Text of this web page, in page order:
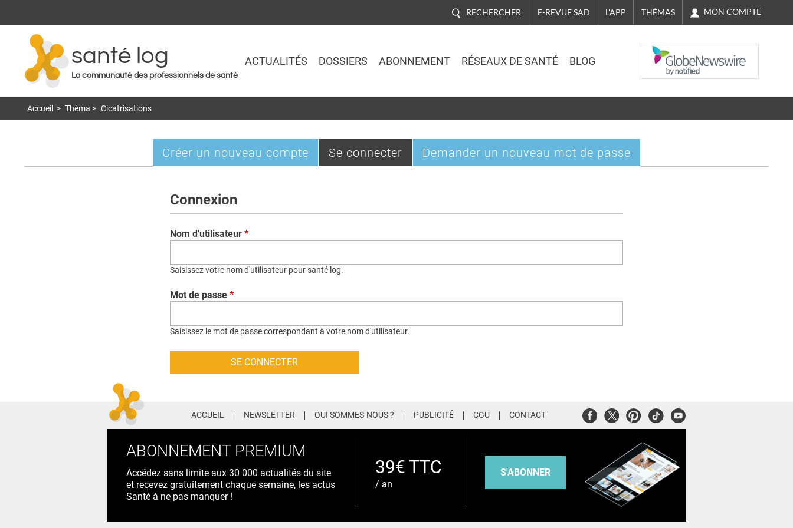
RECHERCHER E-REVUE SAD L'APP THÉMAS MON COMPTE
santé log
La communauté des professionnels de santé
ACTUALITÉS DOSSIERS ABONNEMENT RÉSEAUX DE SANTÉ BLOG
NASDAQ
Accueil > Théma > Cicatrisations
Onglets
Créer un nouveau compte Se connecter (onglet
actif)
Demander un nouveau mot de passe
Connexion
Nom d'utilisateur *
Saisissez votre nom d'utilisateur pour santé log.
Mot de passe *
Saisissez le mot de passe correspondant à votre nom d'utilisateur.
ACCUEIL NEWSLETTER QUI SOMMES-NOUS ? PUBLICITÉ CGU CONTACT FacebookTwitterPinterest
TiktokYoutube
ABONNEMENT PREMIUM
Accédez sans limite aux 30 000 actualités du site
et recevez gratuitement chaque semaine, les actus
Santé à ne pas manquer !
39€ TTC
/ an
S'ABONNER